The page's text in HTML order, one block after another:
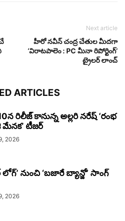
Next article
హీరో నవీన్ చంద్ర చేతుల మీదగా
‘విరాటపాలెం : PC మీనా రిపోర్టింగ్’
ట్రైలర్ లాంచ్
ARTICLES
రిలీజ్ కానున్న అల్లరి నరేష్ ‘రంభ
మేనక’ టీజర్
2026
నుంచి ‘బజారే బ్యాన్జో’ సాంగ్
2026